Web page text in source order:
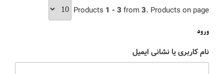
Products 1 - 3 from3. Products on page
ورود
نام کاربری یا نشانی ایمیل